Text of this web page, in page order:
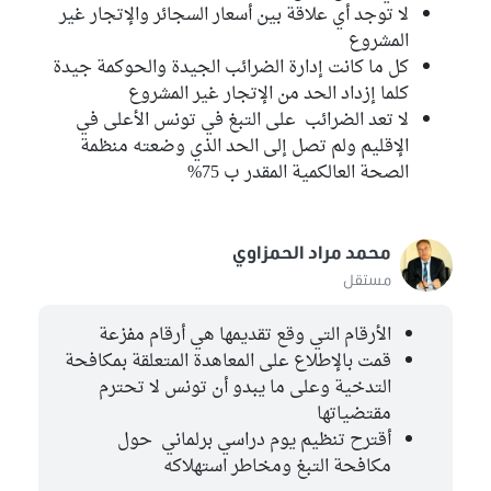
لا توجد أي علاقة بين أسعار السجائر والإتجار غير
المشروع
كل ما كانت إدارة الضرائب الجيدة والحوكمة جيدة
كلما إزداد الحد من الإتجار غير المشروع
لا تعد الضرائب على التبغ في تونس الأعلى في
الإقليم ولم تصل إلى الحد الذي وضعته منظمة
الصحة العالكمية المقدر ب 75%
محمد مراد الحمزاوي
مستقل
الأرقام التي وقع تقديمها هي أرقام مفزعة
قمت بالإطلاع على المعاهدة المتعلقة بمكافحة
التدخية وعلى ما يبدو أن تونس لا تحترم
مقتضياتها
أقترح تنظيم يوم دراسي برلماني حول
مكافحة التبغ ومخاطر استهلاكه